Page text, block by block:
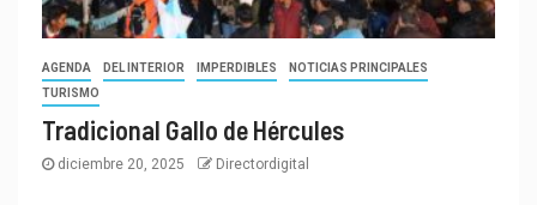
AGENDA DEL INTERIOR IMPERDIBLES
NOTICIAS PRINCIPALES
TURISMO
Tradicional Gallo de Hércules
diciembre 20, 2025 Directordigital